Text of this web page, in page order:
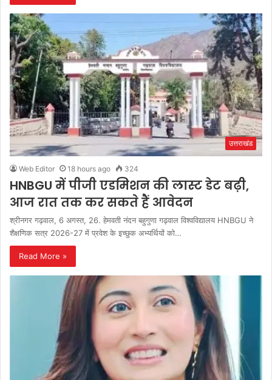
उत्तराखंड
Web Editor 18 hours ago 324
HNBGU में पीजी एडमिशन की लास्ट डेट बढ़ी,
आज रात तक कर सकते हैं आवेदन
श्रीनगर गढ़वाल, 6 अगस्त, 26. हेमवती नंदन बहुगुणा गढ़वाल विश्वविद्यालय HNBGU ने
शैक्षणिक सत्र 2026-27 में प्रवेश के इच्छुक अभ्यर्थियों को…
Read More »